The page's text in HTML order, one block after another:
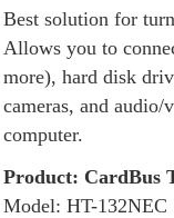
Best solution for
Allows you to
more), hard disk
cameras, and
computer.
Product: CardBus
Model: HT-132NEC